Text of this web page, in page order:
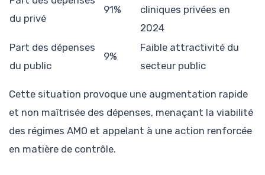
du privé
91%
cliniques privées en
2024
Part des dépenses
du public
9%
Faible attractivité du
secteur public
Cette situation provoque une augmentation rapide
et non maîtrisée des dépenses, menaçant la viabilité
des régimes AMO et appelant à une action renforcée
en matière de contrôle.